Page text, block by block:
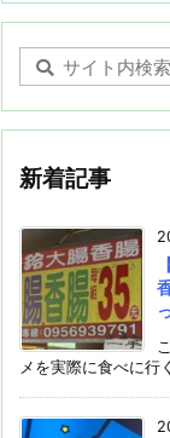
新着記事
メを実際に食べに行